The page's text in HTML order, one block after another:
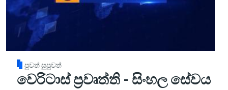
පුවත් සුපුවත්
වෙරිටාස් ප්‍රවෘත්ති - සිංහල සේවය